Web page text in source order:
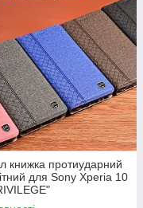
книжка протиударний
для Sony Xperia 10